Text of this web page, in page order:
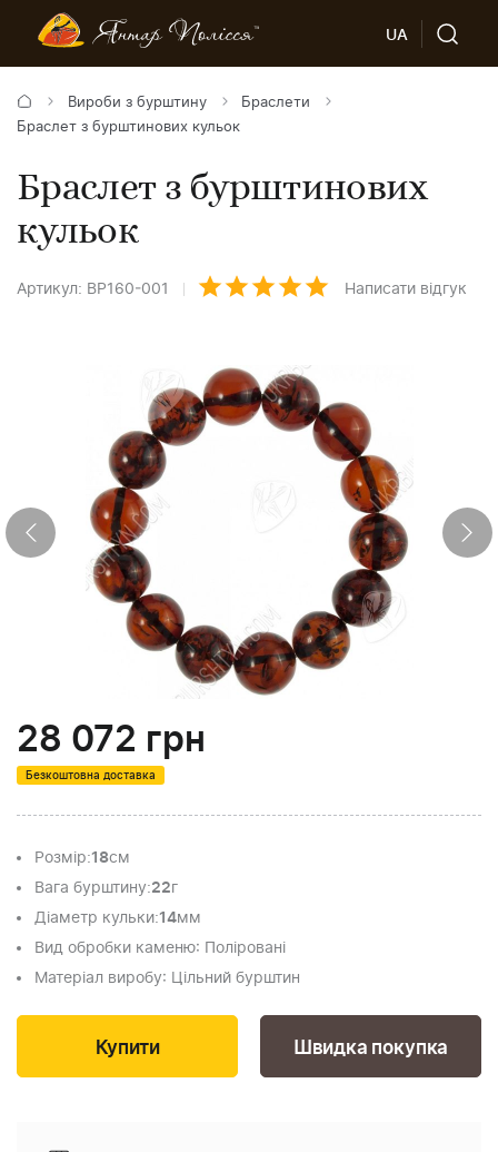
UA
Вироби з бурштину
Браслети
Браслет з бурштинових кульок
Браслет з бурштинових
кульок
Артикул: BP160-001 Написати відгук
28 072 грн
Безкоштовна доставка
Розмір:18см
Вага бурштину:22г
Діаметр кульки:14мм
Вид обробки каменю: Поліровані
Матеріал виробу: Цільний бурштин
Швидка покупка